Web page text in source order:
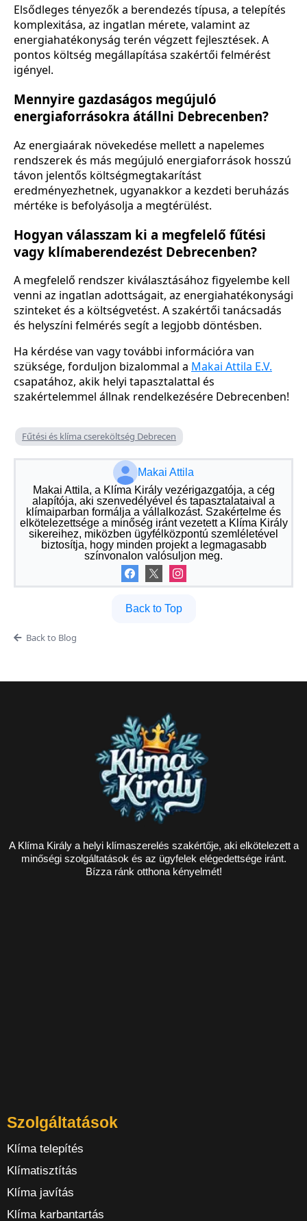
Elsődleges tényezők a berendezés típusa, a telepítés
komplexitása, az ingatlan mérete, valamint az
energiahatékonyság terén végzett fejlesztések. A
pontos költség megállapítása szakértői felmérést
igényel.
Mennyire gazdaságos megújuló
energiaforrásokra átállni Debrecenben?
Az energiaárak növekedése mellett a napelemes
rendszerek és más megújuló energiaforrások hosszú
távon jelentős költségmegtakarítást
eredményezhetnek, ugyanakkor a kezdeti beruházás
mértéke is befolyásolja a megtérülést.
Hogyan válasszam ki a megfelelő fűtési
vagy klímaberendezést Debrecenben?
A megfelelő rendszer kiválasztásához figyelembe kell
venni az ingatlan adottságait, az energiahatékonysági
szinteket és a költségvetést. A szakértői tanácsadás
és helyszíni felmérés segít a legjobb döntésben.
Ha kérdése van vagy további információra van
szüksége, forduljon bizalommal a Makai Attila E.V.
csapatához, akik helyi tapasztalattal és
szakértelemmel állnak rendelkezésére Debrecenben!
Fűtési és klíma csereköltség Debrecen
Makai Attila
Makai Attila, a Klíma Király vezérigazgatója, a cég
alapítója, aki szenvedélyével és tapasztalataival a
klímaiparban formálja a vállalkozást. Szakértelme és
elkötelezettsége a minőség iránt vezetett a Klíma Király
sikereihez, miközben ügyfélközpontú szemléletével
biztosítja, hogy minden projekt a legmagasabb
színvonalon valósuljon meg.
Back to Top
Back to Blog
A Klíma Király a helyi klímaszerelés szakértője, aki elkötelezett a
minőségi szolgáltatások és az ügyfelek elégedettsége iránt.
Bízza ránk otthona kényelmét!
Szolgáltatások
Klíma telepítés
Klímatisztítás
Klíma javítás
Klíma karbantartás